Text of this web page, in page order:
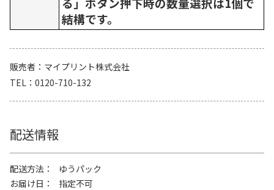
結構です。
販売者
マイプリント株式会社
TEL
0120-710-132
配送情報
配送方法
ゆうパック
お届け日
指定不可